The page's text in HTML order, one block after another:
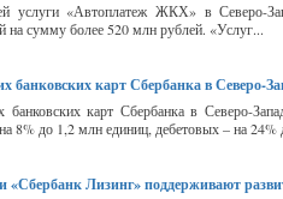
услуги «Автоплатеж ЖКХ» в Северо-
на сумму более 520 млн рублей. «Услуг...
банковских карт Сбербанка в Северо-
банковских карт Сбербанка в Северо-
8% до 1,2 млн единиц, дебетовых – на
«Сбербанк Лизинг» поддерживают